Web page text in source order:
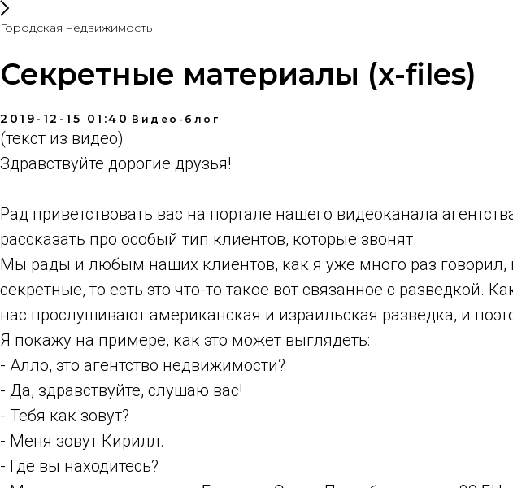
Городская недвижимость
Секретные материалы (x-files)
2019-12-15 01:40 Видео-блог
(текст из видео)
Здравствуйте дорогие друзья!
Рад приветствовать вас на портале нашего видеоканала
рассказать про особый тип клиентов, которые звонят.
Мы рады и любым наших клиентов, как я уже много раз говорил,
секретные, то есть это что-то такое вот связанное с разведкой.
нас прослушивают американская и израильская разведка, и
Я покажу на примере, как это может выглядеть:
- Алло, это агентство недвижимости?
- Да, здравствуйте, слушаю вас!
- Тебя как зовут?
- Меня зовут Кирилл.
- Где вы находитесь?